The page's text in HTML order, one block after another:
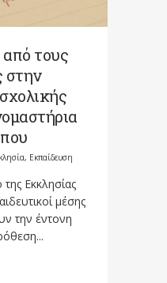
από τους
στην
, Εκπαίδευση
Εκκλησίας
μέσης
την έντονη